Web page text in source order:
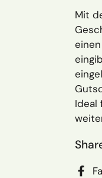
Mit
Ideal